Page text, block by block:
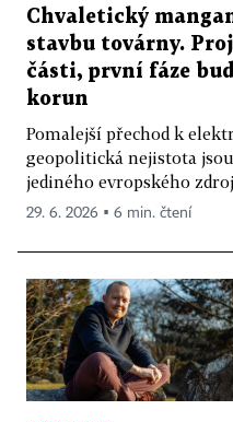
Chvaletický
stavbu továrny.
části, první fáze
korun
Pomalejší přechod k
geopolitická nejistota
jediného evropského
29. 6. 2026 ▪ 6 min. čtení